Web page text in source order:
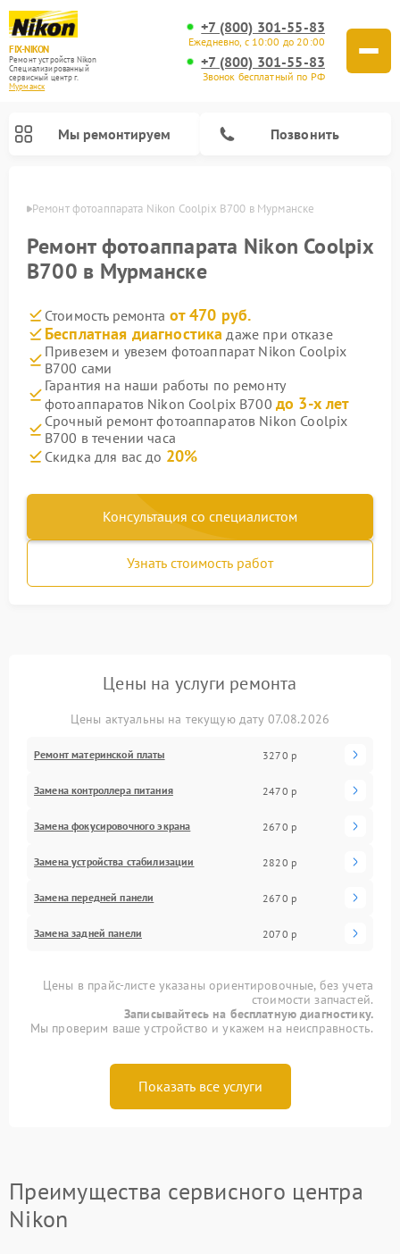
FIX-NIKON
Ремонт устройств Nikon
Специализированный
cервисный центр г.
Мурманск
+7 (800) 301-55-83
Ежедневно, с 10:00 до 20:00
+7 (800) 301-55-83
Звонок бесплатный по РФ
Мы ремонтируем Позвонить
Ремонт фотоаппарата Nikon Coolpix B700 в Мурманске
Ремонт фотоаппарата Nikon Coolpix
B700 в Мурманске
Стоимость ремонта от 470 руб.
Бесплатная диагностика даже при отказе
Привезем и увезем фотоаппарат Nikon Coolpix
B700 сами
Гарантия на наши работы по ремонту
фотоаппаратов Nikon Coolpix B700 до 3-х лет
Срочный ремонт фотоаппаратов Nikon Coolpix
B700 в течении часа
Скидка для вас до 20%
Консультация со специалистом
Узнать стоимость работ
Цены на услуги ремонта
Цены актуальны на текущую дату 07.08.2026
Ремонт материнской платы 3270 р
Замена контроллера питания 2470 р
Замена фокусировочного экрана 2670 р
Замена устройства стабилизации 2820 р
Замена передней панели 2670 р
Замена задней панели 2070 р
Цены в прайс-листе указаны ориентировочные, без учета
стоимости запчастей.
Записывайтесь на бесплатную диагностику.
Мы проверим ваше устройство и укажем на неисправность.
Показать все услуги
Преимущества сервисного центра
Nikon